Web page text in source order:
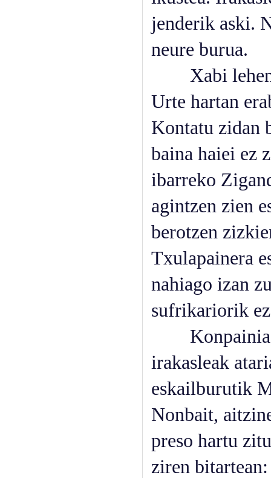
jenderik aski.
neure burua.
Xabi
Urte hartan
Kontatu zidan
baina haiei ez
ibarreko
agintzen zien
berotzen
Txulapainera
nahiago izan
sufrikariorik ez
Konpainia
irakasleak
eskailburutik
Nonbait,
preso hartu
ziren